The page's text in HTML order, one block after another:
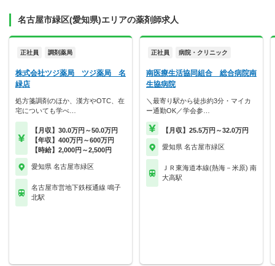
名古屋市緑区(愛知県)エリアの薬剤師求人
正社員 調剤薬局
株式会社ツジ薬局 ツジ薬局 名
緑店
処方箋調剤のほか、漢方やOTC、在
宅についても学べ…
【月収】30.0万円～50.0万円
【年収】400万円～600万円
【時給】2,000円～2,500円
愛知県 名古屋市緑区
名古屋市営地下鉄桜通線 鳴子
北駅
正社員 病院・クリニック
南医療生活協同組合 総合病院南
生協病院
＼最寄り駅から徒歩約3分・マイカ
ー通勤OK／学会参…
【月収】25.5万円～32.0万円
愛知県 名古屋市緑区
ＪＲ東海道本線(熱海－米原) 南
大高駅